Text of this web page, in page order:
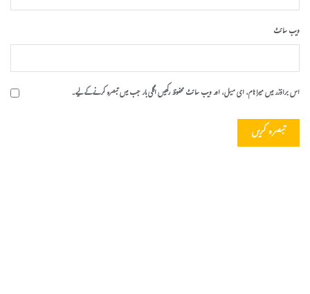
ویب‌ سائٹ
اس براؤزر میں میرا نام، ای میل، اور ویب سائٹ محفوظ رکھیں اگلی بار جب میں تبصرہ کرنے کےلیے۔